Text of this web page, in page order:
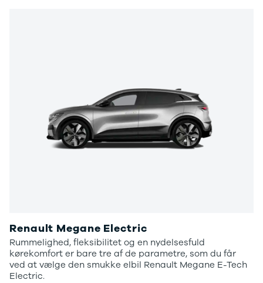
Renault Megane Electric
Rummelighed, fleksibilitet og en nydelsesfuld
kørekomfort er bare tre af de parametre, som du får
ved at vælge den smukke elbil Renault Megane E-Tech
Electric.